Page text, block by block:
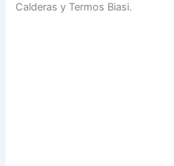
Calderas y Termos Biasi.